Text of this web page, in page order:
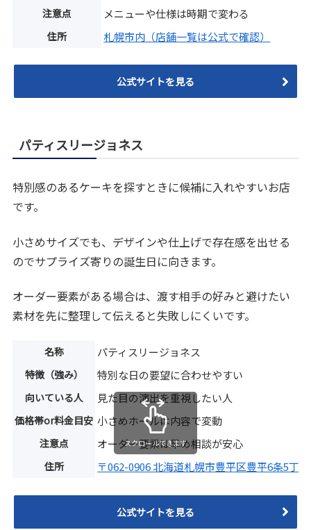
注意点 メニューや仕様は時期で変わる
住所 札幌市内（店舗一覧は公式で確認）
公式サイトを見る
パティスリージョネス
特別感のあるケーキを探すときに候補に入れやすいお店
です。
小さめサイズでも、デザインや仕上げで存在感を出せる
のでサプライズ寄りの誕生日に向きます。
オーダー要素がある場合は、渡す相手の好みと避けたい
素材を先に整理して伝えると失敗しにくいです。
名称 パティスリージョネス
特徴（強み） 特別な日の要望に合わせやすい
向いている人 見た目の演出を重視したい人
価格帯or料金目安 小さめホールは内容で変動
注意点 オーダー要素は早め相談が安心
住所 〒062-0906 北海道札幌市豊平区豊平6条5丁
スクロールできます
公式サイトを見る